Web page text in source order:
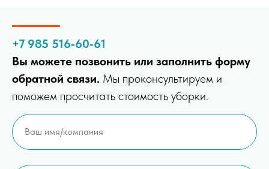
+7 985 516‑60‑61
Вы можете позвонить или заполнить форму
обратной связи. Мы проконсультируем и
поможем просчитать стоимость уборки.